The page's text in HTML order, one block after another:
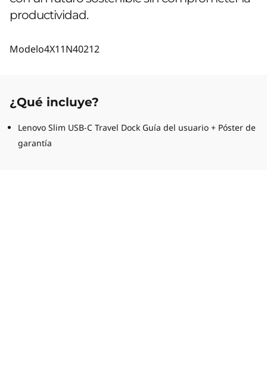
productividad.
Modelo4X11N40212
¿Qué incluye?
Lenovo Slim USB-C Travel Dock Guía del usuario + Póster de
garantía